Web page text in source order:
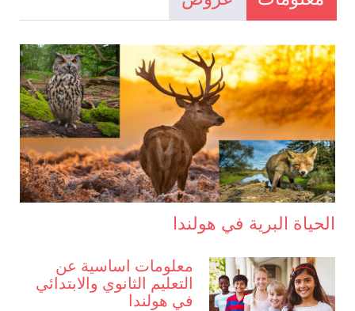
الحياة البرية في هولندا
معلومات اساسية عن
التعليم الثانوي والابتدائي
في هولندا